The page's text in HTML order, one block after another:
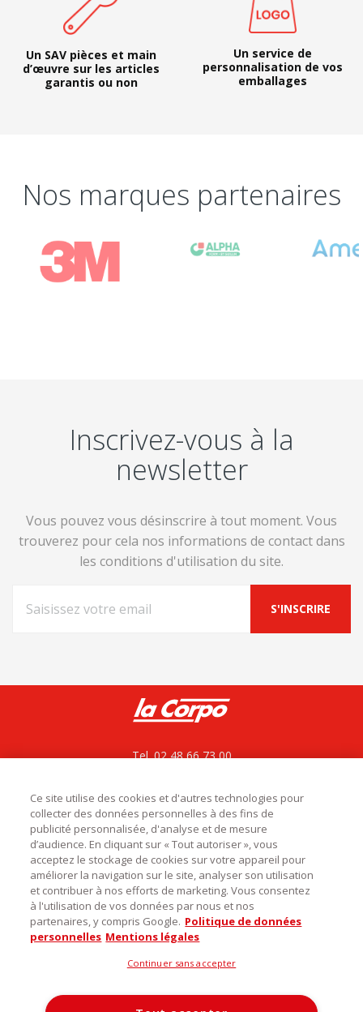
Un SAV pièces et main
d’œuvre sur les articles
garantis ou non
Un service de
personnalisation de vos
emballages
Nos marques partenaires
Inscrivez-vous à la
newsletter
Vous pouvez vous désinscrire à tout moment. Vous
trouverez pour cela nos informations de contact dans
les conditions d'utilisation du site.
Tel. 02 48 66 73 00
18570 Le Subdray
service.commercial@labovida.com
Catégories
Infos utiles
Découvrez notre magasin
La Corpo Rungis
Ce site utilise des cookies et d'autres technologies pour
collecter des données personnelles à des fins de
publicité personnalisée, d'analyse et de mesure
d’audience. En cliquant sur « Tout autoriser », vous
acceptez le stockage de cookies sur votre appareil pour
améliorer la navigation sur le site, analyser son utilisation
et contribuer à nos efforts de marketing. Vous consentez
à l'utilisation de vos données par nous et nos
partenaires, y compris Google. Politique de données
personnelles Mentions légales
Continuer sans accepter